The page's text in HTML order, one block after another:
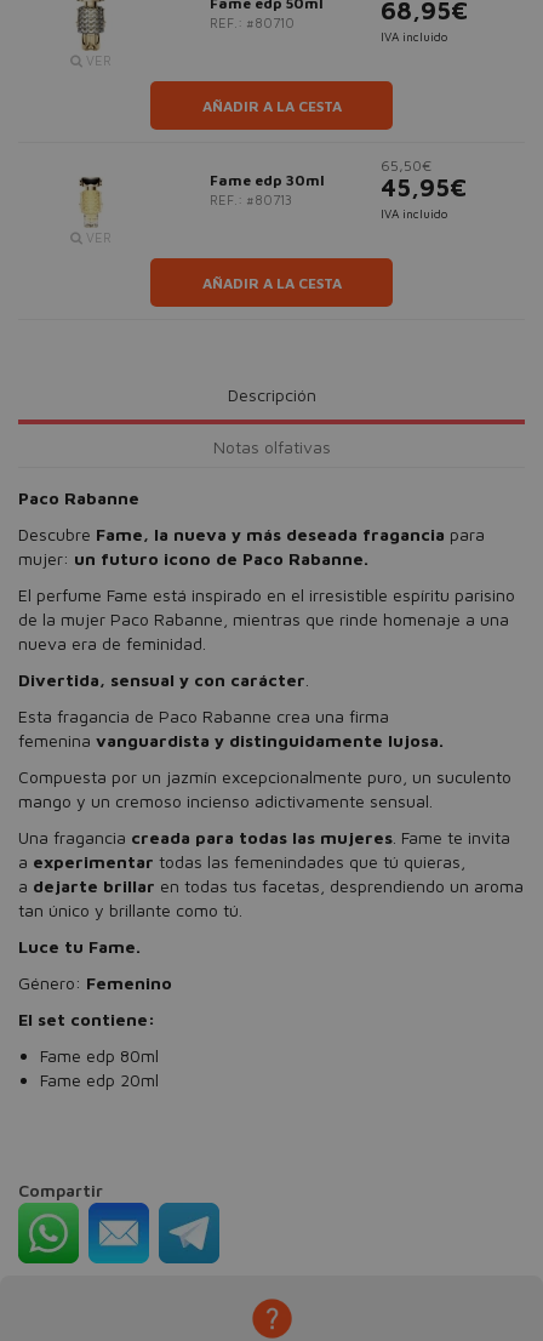
VER
REF.: #80710 68,95€
IVA incluido
AÑADIR A LA CESTA
VER
Fame edp 30ml
REF.: #80713
65,50€
45,95€
IVA incluido
AÑADIR A LA CESTA
Descripción
Notas olfativas
Paco Rabanne
Descubre Fame, la nueva y más deseada fragancia para
mujer: un futuro icono de Paco Rabanne.
El perfume Fame está inspirado en el irresistible espíritu parisino
de la mujer Paco Rabanne, mientras que rinde homenaje a una
nueva era de feminidad.
Divertida, sensual y con carácter
Esta fragancia de Paco Rabanne crea una firma
femenina vanguardista y distinguidamente lujosa.
Compuesta por un jazmín excepcionalmente puro, un suculento
mango y un cremoso incienso adictivamente sensual.
Una fragancia creada para todas las mujeres . Fame te invita
a experimentar todas las femenindades que tú quieras,
a dejarte brillar en todas tus facetas, desprendiendo un aroma
tan único y brillante como tú.
Luce tu Fame.
Género: Femenino
El set contiene:
Fame edp 80ml
Fame edp 20ml
Compartir